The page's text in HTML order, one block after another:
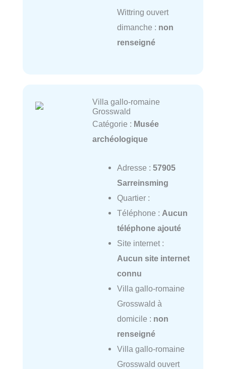
Wittring ouvert
dimanche : non
renseigné
Villa gallo-romaine
Grosswald
Catégorie : Musée
archéologique
Adresse : 57905
Sarreinsming
Quartier :
Téléphone : Aucun
téléphone ajouté
Site internet :
Aucun site internet
connu
Villa gallo-romaine
Grosswald à
domicile : non
renseigné
Villa gallo-romaine
Grosswald ouvert